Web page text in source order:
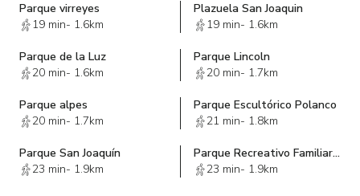
Parque virreyes
19 min- 1.6km
Plazuela San Joaquin
19 min- 1.6km
Parque de la Luz
20 min- 1.6km
Parque Lincoln
20 min- 1.7km
Parque alpes
20 min- 1.7km
Parque Escultórico Polanco
21 min- 1.8km
Parque San Joaquín
23 min- 1.9km
Parque Recreativo Familiar Caneguin
23 min- 1.9km